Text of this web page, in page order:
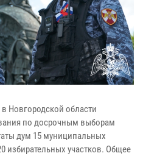
Новгородской области
по досрочным выборам
дум 15 муниципальных
избирательных участков. Общее